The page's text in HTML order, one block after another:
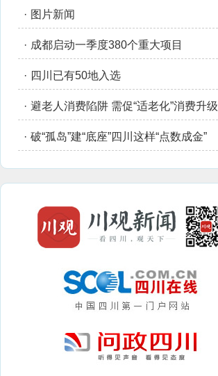
· 图片新闻
· 成都启动一季度380个重大项目
· 四川已有50地入选
· 避老人消费陷阱 需促“适老化”消费升级
· 破“孤岛”建“底座”四川这样“点数成金”